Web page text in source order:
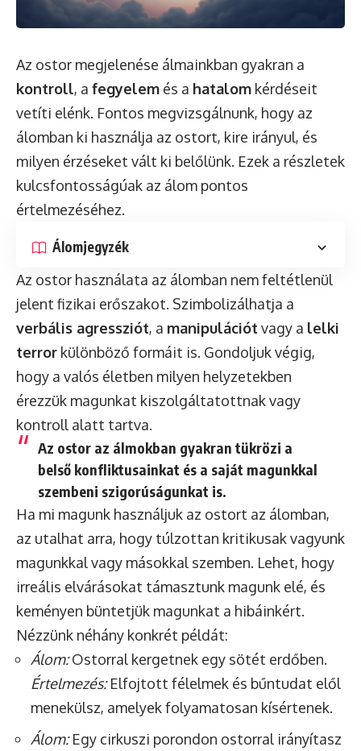
Az ostor megjelenése álmainkban gyakran a
kontroll, a fegyelem és a hatalom kérdéseit
vetíti elénk. Fontos megvizsgálnunk, hogy az
álomban ki használja az ostort, kire irányul, és
milyen érzéseket vált ki belőlünk. Ezek a részletek
kulcsfontosságúak az álom pontos
értelmezéséhez.
Álomjegyzék
Az ostor használata az álomban nem feltétlenül
jelent fizikai erőszakot. Szimbolizálhatja a
verbális agressziót, a manipulációt vagy a lelki
terror különböző formáit is. Gondoljuk végig,
hogy a valós életben milyen helyzetekben
érezzük magunkat kiszolgáltatottnak vagy
kontroll alatt tartva.
Az ostor az álmokban gyakran tükrözi a
belső konfliktusainkat és a saját magunkkal
szembeni szigorúságunkat is.
Ha mi magunk használjuk az ostort az álomban,
az utalhat arra, hogy túlzottan kritikusak vagyunk
magunkkal vagy másokkal szemben. Lehet, hogy
irreális elvárásokat támasztunk magunk elé, és
keményen büntetjük magunkat a hibáinkért.
Nézzünk néhány konkrét példát:
Álom:Ostorral kergetnek egy sötét erdőben.
Értelmezés:Elfojtott félelmek és bűntudat elől
menekülsz, amelyek folyamatosan kísértenek.
Álom:Egy cirkuszi porondon ostorral irányítasz